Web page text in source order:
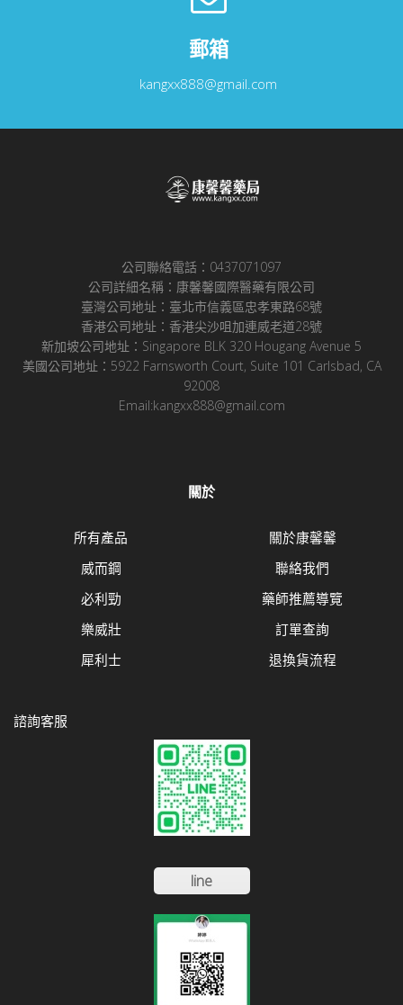
郵箱
kangxx888@gmail.com
公司聯絡電話：0437071097
公司詳細名稱：康馨馨國際醫藥有限公司
臺灣公司地址：臺北市信義區忠孝東路68號
香港公司地址：香港尖沙咀加連威老道28號
新加坡公司地址：Singapore BLK 320 Hougang Avenue 5
美國公司地址：5922 Farnsworth Court, Suite 101 Carlsbad, CA
92008
Email:kangxx888@gmail.com
關於
所有產品
威而鋼
必利勁
樂威壯
犀利士
關於康馨馨
聯絡我們
藥師推薦導覽
訂單查詢
退換貨流程
諮詢客服
line